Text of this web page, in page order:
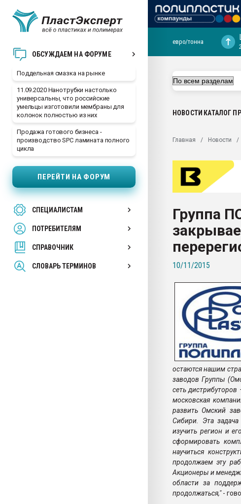
ОБСУЖДАЕМ НА ФОРУМЕ
Поддельная смазка на рынке
11.09.2020 Нанотрубки настолько
универсальны, что российские
умельцы изготовили мембраны для
колонок полностью из них
Продажа готового бизнеса -
производство SPC ламината полного
цикла
ПЕРЕЙТИ НА ФОРУМ
СПЕЦИАЛИСТАМ
ПОТРЕБИТЕЛЯМ
СПРАВОЧНИК
СЛОВАРЬ ТЕРМИНОВ
ближайшее подмосковье, с.-в.
Подмосковье, Москва
первый план в переработке
28.07.2026 "Технониколь"
ситуацией на строительном
Всё, что касается выдува ПЭТ
Материал поверхности
Продам отходы Композиция
поликарбоната и АБС-
Armaloy PC/ABS-1IM черный
ПЕРЕЙТИ НА ФОРУМ
евро/тонна
НОВОСТИ КАТАЛОГ
Главная Новости
Группа
10/11/2015
остаются нашим
заводов Группы
сеть
московская
развить Омский
Сибири. Эта
изучить регион и
сформировать
научиться
продолжаем эту
Акционеры и
области за
продолжаться,"-